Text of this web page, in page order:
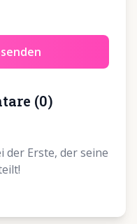
(0)
der Erste, der seine